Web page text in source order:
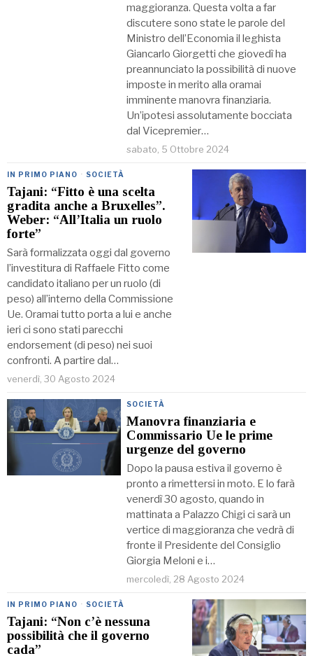
maggioranza. Questa volta a far
discutere sono state le parole del
Ministro dell’Economia il leghista
Giancarlo Giorgetti che giovedì ha
preannunciato la possibilità di nuove
imposte in merito alla oramai
imminente manovra finanziaria.
Un’ipotesi assolutamente bocciata
dal Vicepremier…
sabato, 5 Ottobre 2024
IN PRIMO PIANO · SOCIETÀ
Tajani: “Fitto è una scelta
gradita anche a Bruxelles”.
Weber: “All’Italia un ruolo
forte”
Sarà formalizzata oggi dal governo
l’investitura di Raffaele Fitto come
candidato italiano per un ruolo (di
peso) all’interno della Commissione
Ue. Oramai tutto porta a lui e anche
ieri ci sono stati parecchi
endorsement (di peso) nei suoi
confronti. A partire dal…
venerdì, 30 Agosto 2024
SOCIETÀ
Manovra finanziaria e
Commissario Ue le prime
urgenze del governo
Dopo la pausa estiva il governo è
pronto a rimettersi in moto. E lo farà
venerdì 30 agosto, quando in
mattinata a Palazzo Chigi ci sarà un
vertice di maggioranza che vedrà di
fronte il Presidente del Consiglio
Giorgia Meloni e i…
mercoledì, 28 Agosto 2024
IN PRIMO PIANO · SOCIETÀ
Tajani: “Non c’è nessuna
possibilità che il governo
cada”